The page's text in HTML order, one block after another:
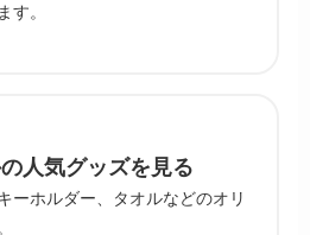
す。
人気グッズを見る
ーホルダー、タオルなどのオリ